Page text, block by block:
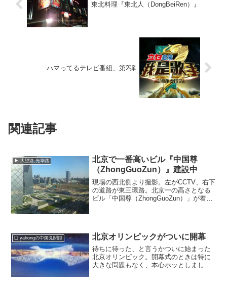
東北料理『東北人（DongBeiRen）』
ハマってるテレビ番組、第2弾
関連記事
▶ 大望路,光华路
北京で一番高いビル『中国尊
（ZhongGuoZun）』建設中
現場の西北側より撮影。左がCCTV、右下
の道路が東三環路。北京一の高さとなる
ビル「中国尊（ZhongGuoZun）」が着工
❏ yahongの中国見聞録 北京オリンピックがついに開幕
待ちに待った、と言うかついに始まった
北京オリンピック。開幕式のときは特に
大きな問題もなく、本心ホッとしまし